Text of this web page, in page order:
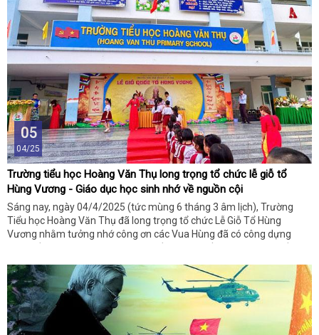
nghĩa của chúng:
05
04/25
Trường tiểu học Hoàng Văn Thụ long trọng tổ chức lễ giỗ tổ
Hùng Vương - Giáo dục học sinh nhớ về nguồn cội
Sáng nay, ngày 04/4/2025 (tức mùng 6 tháng 3 âm lịch), Trường
Tiểu học Hoàng Văn Thụ đã long trọng tổ chức Lễ Giỗ Tổ Hùng
Vương nhằm tưởng nhớ công ơn các Vua Hùng đã có công dựng